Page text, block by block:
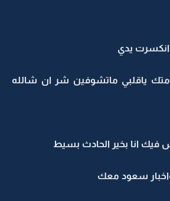
يدي
ياقلبي ماتشوفين شر ان شالله
انا بخير الحادث بسيط
سعود معك